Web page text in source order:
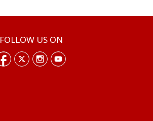
FOLLOW US ON